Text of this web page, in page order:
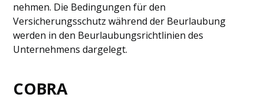
nehmen. Die Bedingungen für den
Versicherungsschutz während der Beurlaubung
werden in den Beurlaubungsrichtlinien des
Unternehmens dargelegt.
COBRA